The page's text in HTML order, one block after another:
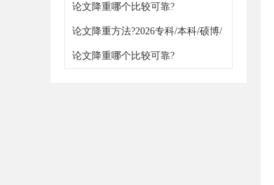
https://www.gxjiangchong.com/jiangchong/
论文降重哪个比较可靠?
论文降重方法?2026专科/本科/硕博/
职称通用
论文降重哪个比较可靠?